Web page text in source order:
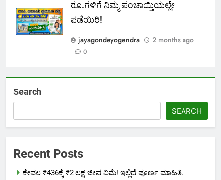
ರೂ.ಗಳಿಗೆ ನಿಮ್ಮ ಪಂಚಾಯ್ತಿಯಲ್ಲೇ
ಪಡೆಯಿರಿ!
jayagondeyogendra
2 months ago
0
Search
SEARCH
Recent Posts
ಕೇವಲ ₹436ಕ್ಕೆ ₹2 ಲಕ್ಷ ಜೀವ ವಿಮೆ! ಇಲ್ಲಿದೆ ಪೂರ್ಣ ಮಾಹಿತಿ.